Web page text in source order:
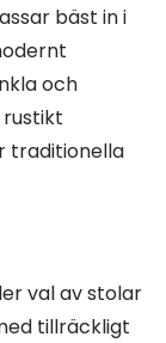
bäst in i
och
traditionella
val av stolar
tillräckligt